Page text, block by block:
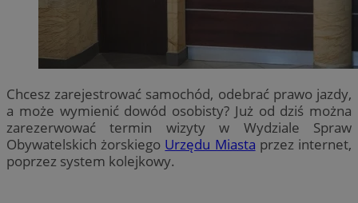
Chcesz zarejestrować samochód, odebrać prawo jazdy,
a może wymienić dowód osobisty? Już od dziś można
zarezerwować termin wizyty w Wydziale Spraw
Obywatelskich żorskiego Urzędu Miasta przez internet,
poprzez system kolejkowy.